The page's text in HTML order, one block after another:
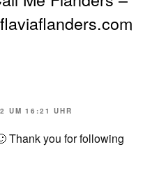
UM 16:21 UHR
Thank you for following